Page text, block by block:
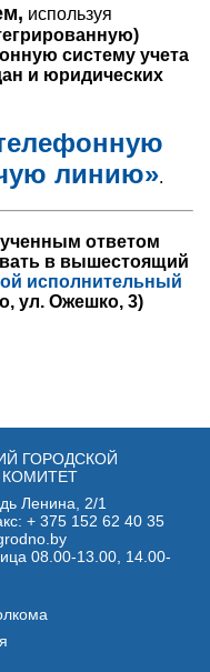
используя
систему учета
и юридических
линию».
ответом
в вышестоящий
исполнительный
ул. Ожешко, 3)
ГОРОДСКОЙ
Ленина, 2/1
+ 375 152 62 40 35
08.00-13.00, 14.00-